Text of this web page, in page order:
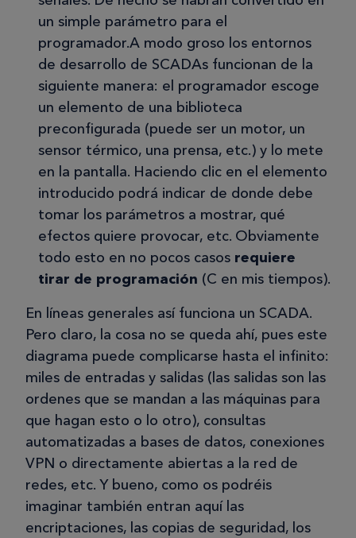
un simple parámetro para el
programador.A modo groso los entornos
de desarrollo de SCADAs funcionan de la
siguiente manera: el programador escoge
un elemento de una biblioteca
preconfigurada (puede ser un motor, un
sensor térmico, una prensa, etc.) y lo mete
en la pantalla. Haciendo clic en el elemento
introducido podrá indicar de donde debe
tomar los parámetros a mostrar, qué
efectos quiere provocar, etc. Obviamente
todo esto en no pocos casos requiere
tirar de programación (C en mis tiempos).
En líneas generales así funciona un SCADA.
Pero claro, la cosa no se queda ahí, pues este
diagrama puede complicarse hasta el infinito:
miles de entradas y salidas (las salidas son las
ordenes que se mandan a las máquinas para
que hagan esto o lo otro), consultas
automatizadas a bases de datos, conexiones
VPN o directamente abiertas a la red de
redes, etc. Y bueno, como os podréis
imaginar también entran aquí las
encriptaciones, las copias de seguridad, los